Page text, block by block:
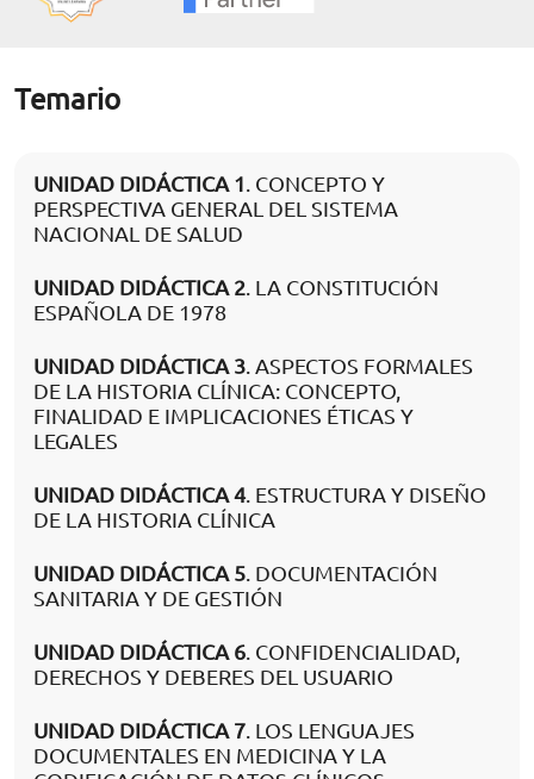
Temario
UNIDAD DIDÁCTICA 1. CONCEPTO Y
PERSPECTIVA GENERAL DEL SISTEMA
NACIONAL DE SALUD
UNIDAD DIDÁCTICA 2. LA CONSTITUCIÓN
ESPAÑOLA DE 1978
UNIDAD DIDÁCTICA 3. ASPECTOS FORMALES
DE LA HISTORIA CLÍNICA: CONCEPTO,
FINALIDAD E IMPLICACIONES ÉTICAS Y
LEGALES
UNIDAD DIDÁCTICA 4. ESTRUCTURA Y DISEÑO
DE LA HISTORIA CLÍNICA
UNIDAD DIDÁCTICA 5. DOCUMENTACIÓN
SANITARIA Y DE GESTIÓN
UNIDAD DIDÁCTICA 6. CONFIDENCIALIDAD,
DERECHOS Y DEBERES DEL USUARIO
UNIDAD DIDÁCTICA 7. LOS LENGUAJES
DOCUMENTALES EN MEDICINA Y LA